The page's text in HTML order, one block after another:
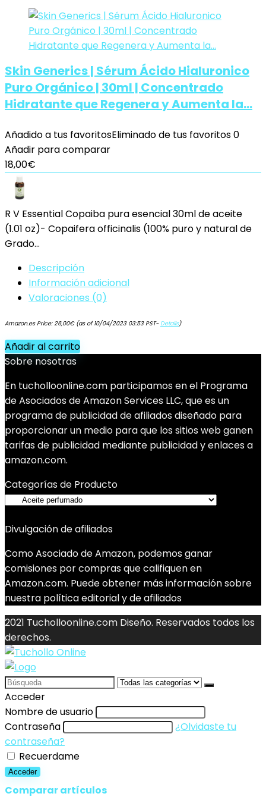
Skin Generics | Sérum Ácido Hialuronico
Puro Orgánico | 30ml | Concentrado
Hidratante que Regenera y Aumenta la…
Añadido a tus favoritosEliminado de tus favoritos0
Añadir para comparar
18,00€
R V Essential Copaiba pura esencial 30ml de aceite
(1.01 oz)- Copaifera officinalis (100% puro y natural de
Grado…
Descripción
Información adicional
Valoraciones (0)
Amazon.es Price:26,00€(as of 10/04/2023 03:53 PST-Details)
Añadir al carrito
Sobre nosotras
En tucholloonline.com participamos en el Programa
de Asociados de Amazon Services LLC, que es un
programa de publicidad de afiliados diseñado para
proporcionar un medio para que los sitios web ganen
tarifas de publicidad mediante publicidad y enlaces a
amazon.com.
Categorías de Producto
Divulgación de afiliados
Como Asociado de Amazon, podemos ganar
comisiones por compras que califiquen en
Amazon.com. Puede obtener más información sobre
nuestra política editorial y de afiliados
2021 Tucholloonline.com Diseño. Reservados todos los
derechos.
Search
for:
Acceder
Nombre de usuario
Contraseña
¿Olvidaste tu
contraseña?
Recuerdame
Acceder
Comparar artículos